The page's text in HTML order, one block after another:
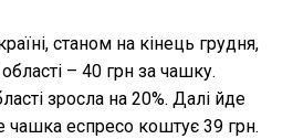
станом на кінець грудня,
– 40 грн за чашку.
зросла на 20%. Далі йде
чашка еспресо коштує 39 грн.